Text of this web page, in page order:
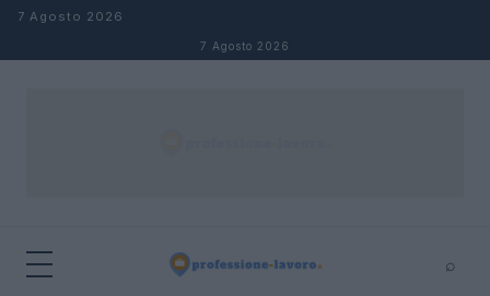
Salta al contenuto
7 Agosto 2026
7 Agosto 2026
⌕